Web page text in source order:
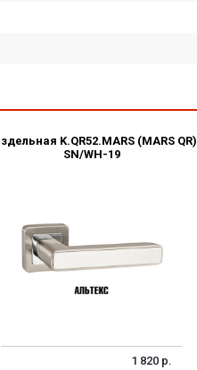
K.QR52.MARS (MARS QR)
SN/WH-19
1 820 р.